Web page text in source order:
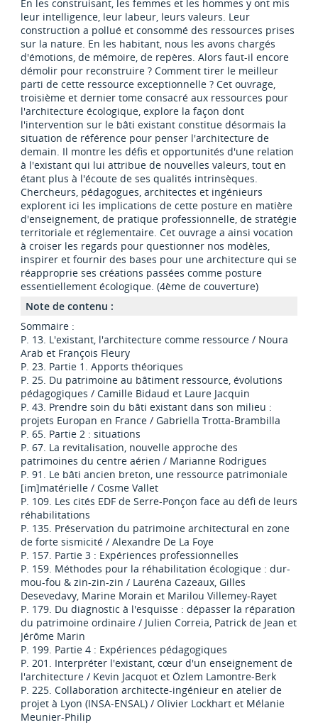
En les construisant, les femmes et les hommes y ont mis
leur intelligence, leur labeur, leurs valeurs. Leur
construction a pollué et consommé des ressources prises
sur la nature. En les habitant, nous les avons chargés
d'émotions, de mémoire, de repères. Alors faut-il encore
démolir pour reconstruire ? Comment tirer le meilleur
parti de cette ressource exceptionnelle ? Cet ouvrage,
troisième et dernier tome consacré aux ressources pour
l'architecture écologique, explore la façon dont
l'intervention sur le bâti existant constitue désormais la
situation de référence pour penser l'architecture de
demain. Il montre les défis et opportunités d'une relation
à l'existant qui lui attribue de nouvelles valeurs, tout en
étant plus à l'écoute de ses qualités intrinsèques.
Chercheurs, pédagogues, architectes et ingénieurs
explorent ici les implications de cette posture en matière
d'enseignement, de pratique professionnelle, de stratégie
territoriale et réglementaire. Cet ouvrage a ainsi vocation
à croiser les regards pour questionner nos modèles,
inspirer et fournir des bases pour une architecture qui se
réapproprie ses créations passées comme posture
essentiellement écologique. (4ème de couverture)
Note de contenu :
Sommaire :
P. 13. L'existant, l'architecture comme ressource / Noura
Arab et François Fleury
P. 23. Partie 1. Apports théoriques
P. 25. Du patrimoine au bâtiment ressource, évolutions
pédagogiques / Camille Bidaud et Laure Jacquin
P. 43. Prendre soin du bâti existant dans son milieu :
projets Europan en France / Gabriella Trotta-Brambilla
P. 65. Partie 2 : situations
P. 67. La revitalisation, nouvelle approche des
patrimoines du centre aérien / Marianne Rodrigues
P. 91. Le bâti ancien breton, une ressource patrimoniale
[im]matérielle / Cosme Vallet
P. 109. Les cités EDF de Serre-Ponçon face au défi de leurs
réhabilitations
P. 135. Préservation du patrimoine architectural en zone
de forte sismicité / Alexandre De La Foye
P. 157. Partie 3 : Expériences professionnelles
P. 159. Méthodes pour la réhabilitation écologique : dur-
mou-fou & zin-zin-zin / Lauréna Cazeaux, Gilles
Desevedavy, Marine Morain et Marilou Villemey-Rayet
P. 179. Du diagnostic à l'esquisse : dépasser la réparation
du patrimoine ordinaire / Julien Correia, Patrick de Jean et
Jérôme Marin
P. 199. Partie 4 : Expériences pédagogiques
P. 201. Interpréter l'existant, cœur d'un enseignement de
l'architecture / Kevin Jacquot et Özlem Lamontre-Berk
P. 225. Collaboration architecte-ingénieur en atelier de
projet à Lyon (INSA-ENSAL) / Olivier Lockhart et Mélanie
Meunier-Philip